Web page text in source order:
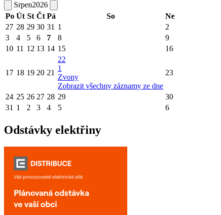
Srpen2026
Po Út St Čt Pá So
Ne
27 28 29 30 31 1
2
3
4 5 6 7 8
9
10 11 12 13 14 15 16
17 18 19 20 21
22
1
Zvony
Zobrazit všechny záznamy ze dne
23
24 25 26 27 28 29
30
31 1 2 3 4 5 6
Odstávky elektřiny